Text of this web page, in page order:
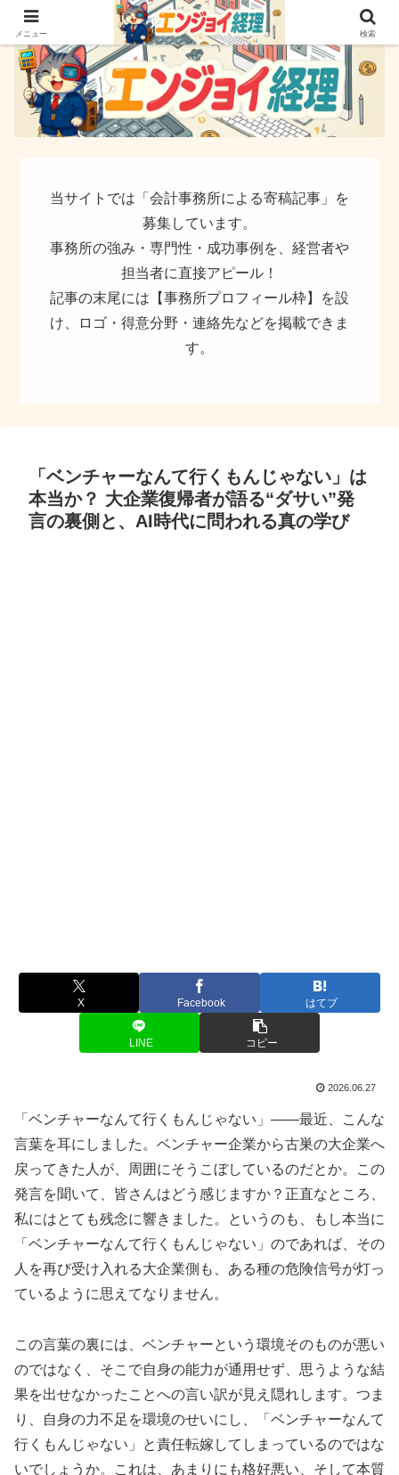
簿記でなく実務ができるサイト
当サイトでは「会計事務所による寄稿記事」を
募集しています。
事務所の強み・専門性・成功事例を、経営者や
担当者に直接アピール！
記事の末尾には【事務所プロフィール枠】を設
け、ロゴ・得意分野・連絡先などを掲載できま
す。
「ベンチャーなんて行くもんじゃない」は
本当か？ 大企業復帰者が語る“ダサい”発
言の裏側と、AI時代に問われる真の学び
X Facebook はてブ
LINE コピー
2026.06.27
「ベンチャーなんて行くもんじゃない」——最近、こんな
言葉を耳にしました。ベンチャー企業から古巣の大企業へ
戻ってきた人が、周囲にそうこぼしているのだとか。この
発言を聞いて、皆さんはどう感じますか？正直なところ、
私にはとても残念に響きました。というのも、もし本当に
「ベンチャーなんて行くもんじゃない」のであれば、その
人を再び受け入れる大企業側も、ある種の危険信号が灯っ
ているように思えてなりません。
この言葉の裏には、ベンチャーという環境そのものが悪い
のではなく、そこで自身の能力が通用せず、思うような結
果を出せなかったことへの言い訳が見え隠れします。つま
り、自身の力不足を環境のせいにし、「ベンチャーなんて
行くもんじゃない」と責任転嫁してしまっているのではな
いでしょうか。これは、あまりにも格好悪い、そして本質
メニュー 検索